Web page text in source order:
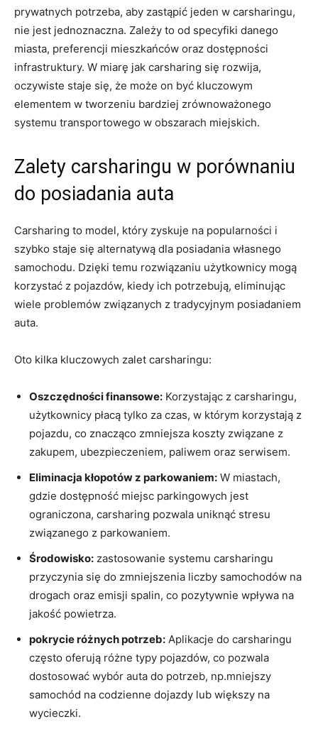
prywatnych‌ potrzeba, aby zastąpić jeden w ⁣carsharingu,‌
nie‌ jest jednoznaczna. Zależy to⁤ od specyfiki danego
miasta, preferencji mieszkańców oraz dostępności
infrastruktury. W miarę jak carsharing się rozwija,
oczywiste staje się, że może on być kluczowym
elementem w​ tworzeniu bardziej zrównoważonego
systemu transportowego w⁣ obszarach miejskich.
Zalety carsharingu w porównaniu
do posiadania auta
Carsharing to model, który zyskuje na popularności i
szybko staje się alternatywą dla posiadania​ własnego
samochodu. Dzięki temu rozwiązaniu użytkownicy mogą
korzystać z pojazdów,‍ kiedy ich ⁢potrzebują, eliminując
wiele problemów związanych z tradycyjnym posiadaniem
auta.
Oto kilka kluczowych ⁣zalet carsharingu:
Oszczędności finansowe: Korzystając z‌ carsharingu,
użytkownicy płacą⁢ tylko za czas, w którym korzystają z
pojazdu, co znacząco ‌zmniejsza koszty związane z⁤
zakupem, ‍ubezpieczeniem, paliwem oraz serwisem.
Eliminacja kłopotów z parkowaniem: W miastach,​
gdzie dostępność miejsc parkingowych jest
ograniczona, carsharing pozwala uniknąć stresu
związanego​ z parkowaniem.
Środowisko: zastosowanie‍ systemu carsharingu
przyczynia się do zmniejszenia liczby‍ samochodów ⁤na
drogach ‍oraz emisji ⁢spalin, co pozytywnie wpływa na
jakość powietrza.
pokrycie różnych potrzeb: Aplikacje do⁣ carsharingu
często oferują różne typy pojazdów,​ co pozwala
dostosować wybór auta do potrzeb, ​np.mniejszy
samochód na ⁢codzienne dojazdy lub większy na
wycieczki.